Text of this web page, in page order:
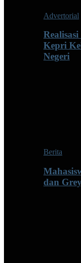
Advertorial
Kepri
Negeri
Berita
dan